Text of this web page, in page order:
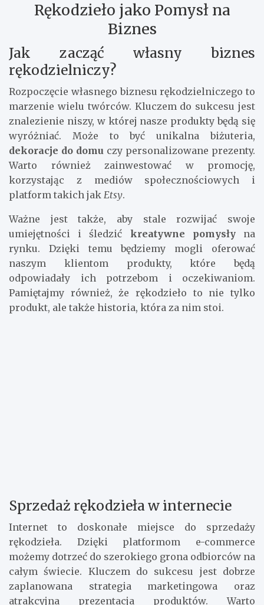
Rękodzieło jako Pomysł na
Biznes
Jak zacząć własny biznes
rękodzielniczy?
Rozpoczęcie własnego biznesu rękodzielniczego to
marzenie wielu twórców. Kluczem do sukcesu jest
znalezienie niszy, w której nasze produkty będą się
wyróżniać. Może to być unikalna biżuteria,
dekoracje do domu czy personalizowane prezenty.
Warto również zainwestować w promocję,
korzystając z mediów społecznościowych i
platform takich jak Etsy.
Ważne jest także, aby stale rozwijać swoje
umiejętności i śledzić kreatywne pomysłyna
rynku. Dzięki temu będziemy mogli oferować
naszym klientom produkty, które będą
odpowiadały ich potrzebom i oczekiwaniom.
Pamiętajmy również, że rękodzieło to nie tylko
produkt, ale także historia, która za nim stoi.
Sprzedaż rękodzieła w internecie
Internet to doskonałe miejsce do sprzedaży
rękodzieła. Dzięki platformom e-commerce
możemy dotrzeć do szerokiego grona odbiorców na
całym świecie. Kluczem do sukcesu jest dobrze
zaplanowana strategia marketingowa oraz
atrakcyjna prezentacja produktów. Warto